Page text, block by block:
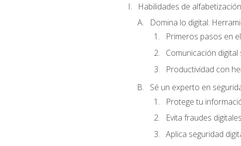
Habilidades de
Domina lo digital:
Primeros pasos en
Comunicación
Productividad con
Sé un experto en
Protege tu
Evita fraudes
Aplica seguridad